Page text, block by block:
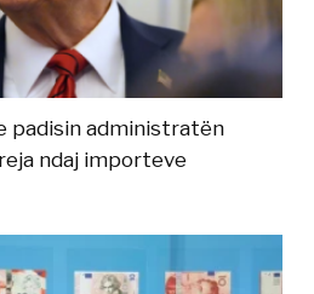
padisin administratën
ndaj importeve